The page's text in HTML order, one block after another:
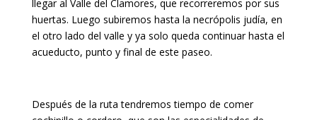
llegar al Valle del Clamores, que recorreremos por sus
huertas. Luego subiremos hasta la necrópolis judía, en
el otro lado del valle y ya solo queda continuar hasta el
acueducto, punto y final de este paseo.
Después de la ruta tendremos tiempo de comer